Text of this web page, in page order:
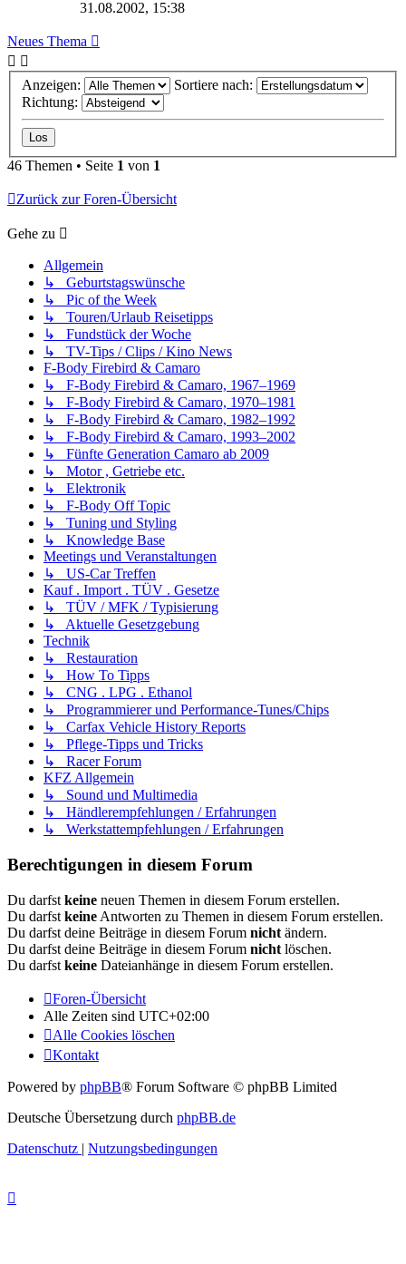
31.08.2002, 15:38
Neues Thema
Anzeigen:
Sortiere nach:
Richtung:
46 Themen • Seite 1 von 1
Zurück zur Foren-Übersicht
Gehe zu
Allgemein
↳ Geburtstagswünsche
↳ Pic of the Week
↳ Touren/Urlaub Reisetipps
↳ Fundstück der Woche
↳ TV-Tips / Clips / Kino News
F-Body Firebird & Camaro
↳ F-Body Firebird & Camaro, 1967–1969
↳ F-Body Firebird & Camaro, 1970–1981
↳ F-Body Firebird & Camaro, 1982–1992
↳ F-Body Firebird & Camaro, 1993–2002
↳ Fünfte Generation Camaro ab 2009
↳ Motor , Getriebe etc.
↳ Elektronik
↳ F-Body Off Topic
↳ Tuning und Styling
↳ Knowledge Base
Meetings und Veranstaltungen
↳ US-Car Treffen
Kauf . Import . TÜV . Gesetze
↳ TÜV / MFK / Typisierung
↳ Aktuelle Gesetzgebung
Technik
↳ Restauration
↳ How To Tipps
↳ CNG . LPG . Ethanol
↳ Programmierer und Performance-Tunes/Chips
↳ Carfax Vehicle History Reports
↳ Pflege-Tipps und Tricks
↳ Racer Forum
KFZ Allgemein
↳ Sound und Multimedia
↳ Händlerempfehlungen / Erfahrungen
↳ Werkstattempfehlungen / Erfahrungen
Berechtigungen in diesem Forum
Du darfst keine neuen Themen in diesem Forum erstellen.
Du darfst keine Antworten zu Themen in diesem Forum erstellen.
Du darfst deine Beiträge in diesem Forum nicht ändern.
Du darfst deine Beiträge in diesem Forum nicht löschen.
Du darfst keine Dateianhänge in diesem Forum erstellen.
Foren-Übersicht
Alle Zeiten sind UTC+02:00
Alle Cookies löschen
Kontakt
Powered by phpBB® Forum Software © phpBB Limited
Deutsche Übersetzung durch phpBB.de
Datenschutz | Nutzungsbedingungen